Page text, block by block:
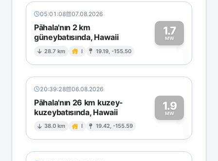
05:01:08 07.08.2026
Pāhala'nın 2 km
güneybatısında, Hawaii
28.7 km I 19.19, -155.50
1.7
MW1
20:39:28 06.08.2026
Pāhala'nın 26 km kuzey-
kuzeybatısında, Hawaii
38.0 km I 19.42, -155.59
1.9
MW1